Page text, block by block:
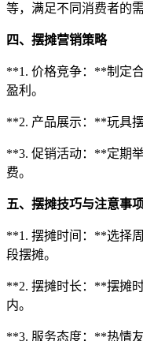
等，满足不同消费者的需
四、摆摊营销策略
**1. 价格竞争：**制定
盈利。
**2. 产品展示：**玩具
**3. 促销活动：**定期
费。
五、摆摊技巧与注意事项
**1. 摆摊时间：**选择
段摆摊。
**2. 摆摊时长：**摆摊
内。
**3. 服务态度：**热情